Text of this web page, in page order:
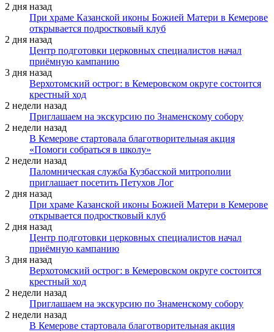
2 дня назад
При храме Казанской иконы Божией Матери в Кемерове
открывается подростковый клуб
2 дня назад
Центр подготовки церковных специалистов начал
приёмную кампанию
3 дня назад
Верхотомский острог: в Кемеровском округе состоится
крестный ход
2 недели назад
Приглашаем на экскурсию по Знаменскому собору
2 недели назад
В Кемерове стартовала благотворительная акция
«Помоги собраться в школу»
2 недели назад
Паломническая служба Кузбасской митрополии
приглашает посетить Петухов Лог
2 дня назад
При храме Казанской иконы Божией Матери в Кемерове
открывается подростковый клуб
2 дня назад
Центр подготовки церковных специалистов начал
приёмную кампанию
3 дня назад
Верхотомский острог: в Кемеровском округе состоится
крестный ход
2 недели назад
Приглашаем на экскурсию по Знаменскому собору
2 недели назад
В Кемерове стартовала благотворительная акция